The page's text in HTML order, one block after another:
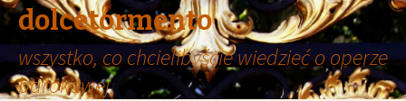
dolcetormento
wszystko, co chcielibyście wiedzieć o operze
barokowej